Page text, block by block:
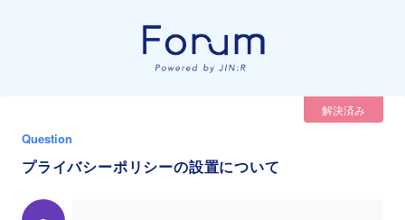
解決済み
Question
プライバシーポリシーの設置について